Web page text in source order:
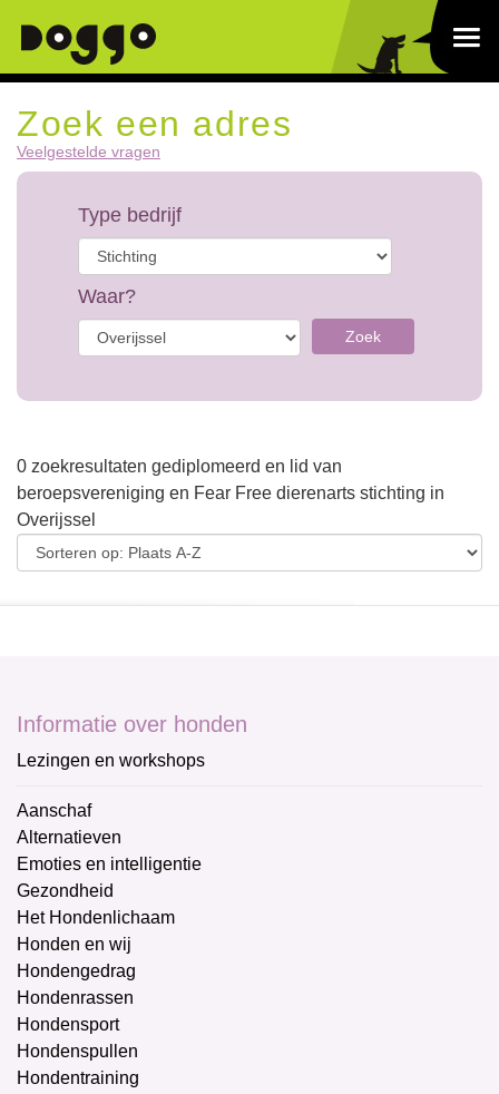
Zoek een adres
Veelgestelde vragen
Type bedrijf
Waar?
Zoek
0 zoekresultaten gediplomeerd en lid van
beroepsvereniging en Fear Free dierenarts stichting in
Overijssel
Informatie over honden
Lezingen en workshops
Aanschaf
Alternatieven
Emoties en intelligentie
Gezondheid
Het Hondenlichaam
Honden en wij
Hondengedrag
Hondenrassen
Hondensport
Hondenspullen
Hondentraining